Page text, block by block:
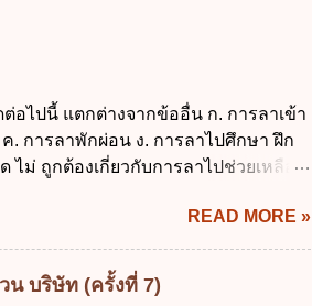
ะราชบัญญัติวิธีการงบประมาณ พ.ศ.
ของรัฐ พ.ศ. 2561 ค. พระราชบัญญัติ
คลัง ว่าด้วยการเบิกเงินจากคลัง การรับ
าเงินทดรองราชการไว้ ณ ที่ทำการ เพื่อ
บาท ข. 50,000 บาท ค. 30,000 บาท ง.
งินทดรองราชการจำนวนที่เกินกว่า...
ไปนี้ แตกต่างจากข้ออื่น ก. การลาเข้า
. การลาพักผ่อน ง. การลาไปศึกษา ฝึก
ม่ ถูกต้องเกี่ยวกับการลาไปช่วยเหลือ
ลาได้ครั้งหนึ่งติดต่อกันไม่เกิน 15 วัน
ร เป็นไปตามข้อใด ก. ลาได้ไม่เกิน 90
90 วันทำการ ค. ลาได้ไม่เกิน 120 วัน
วันทำการ ข้อ 14 ตามระเบียบสำนัก
READ MORE »
บริษัท (ครั้งที่ 7)